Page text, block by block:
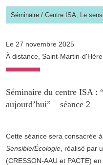
Séminaire / Centre ISA, Le
Le 27 novembre 2025
À distance, Saint-Martin-
Séminaire du centre ISA :
aujourd’hui” – séance 2
Cette séance sera consacrée
Sensible/Écologie, réalisé par
(CRESSON-AAU et PACTE)